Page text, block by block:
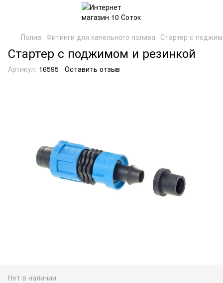
Полив Фитинги для капельного полива Стартер с
Стартер с поджимом и резинкой
Артикул: 16595 Оставить отзыв
Нет в наличии